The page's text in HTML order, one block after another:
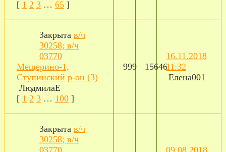
[ 1 2 3 … 65 ]
Закрыта в/ч
30258; в/ч
03770
Мещерино-1,
Ступинский р-он (3)
ЛюдмилаЕ
[ 1 2 3 … 100 ]
999 15646
16.11.2018
11:32
Елена001
Закрыта в/ч
30258; в/ч
03770
09.08.2018